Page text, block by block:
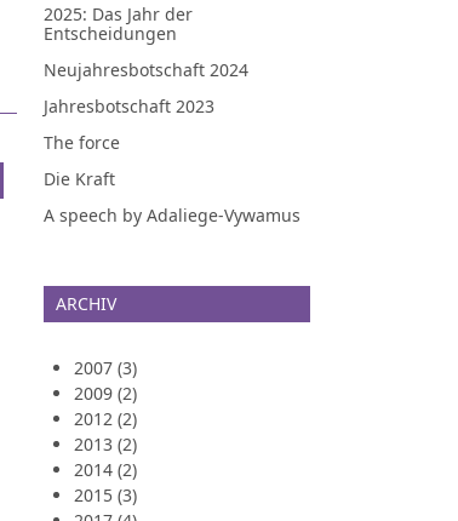
2025: Das Jahr der
Entscheidungen
Neujahresbotschaft 2024
Jahresbotschaft 2023
The force
Die Kraft
A speech by Adaliege-Vywamus
ARCHIV
2007 (3)
2009 (2)
2012 (2)
2013 (2)
2014 (2)
2015 (3)